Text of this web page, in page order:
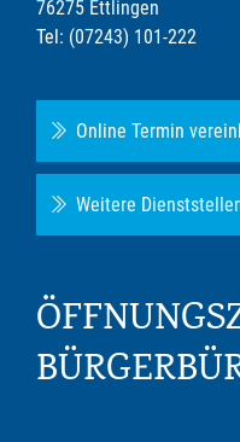
76275 Ettlingen
Tel: (07243) 101-222
Online Termin
Weitere